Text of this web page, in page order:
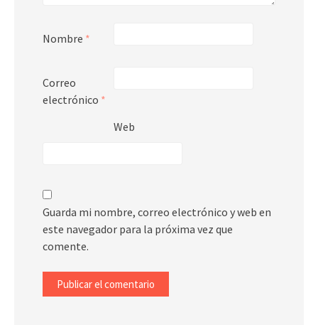
Nombre *
Correo
electrónico *
Web
Guarda mi nombre, correo electrónico y web en
este navegador para la próxima vez que
comente.